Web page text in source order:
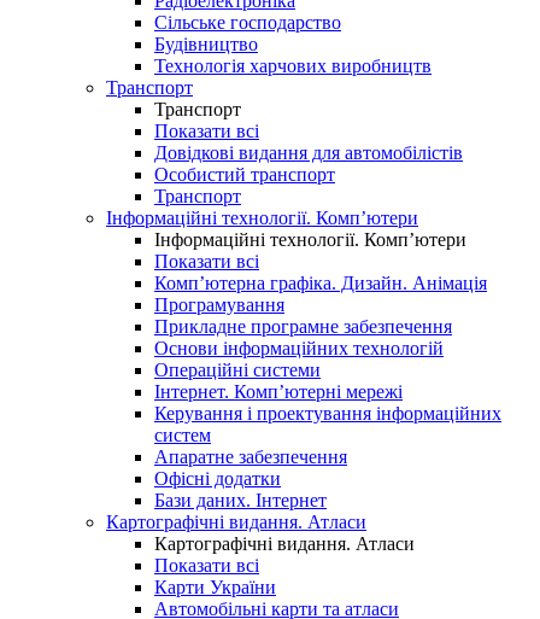
Сільське господарство
Будівництво
Технологія харчових виробництв
Транспорт
Транспорт
Показати всі
Довідкові видання для автомобілістів
Особистий транспорт
Транспорт
Інформаційні технології. Комп’ютери
Інформаційні технології. Комп’ютери
Показати всі
Комп’ютерна графіка. Дизайн. Анімація
Програмування
Прикладне програмне забезпечення
Основи інформаційних технологій
Операційні системи
Інтернет. Комп’ютерні мережі
Керування і проектування інформаційних
систем
Апаратне забезпечення
Офісні додатки
Бази даних. Інтернет
Картографічні видання. Атласи
Картографічні видання. Атласи
Показати всі
Карти України
Автомобільні карти та атласи